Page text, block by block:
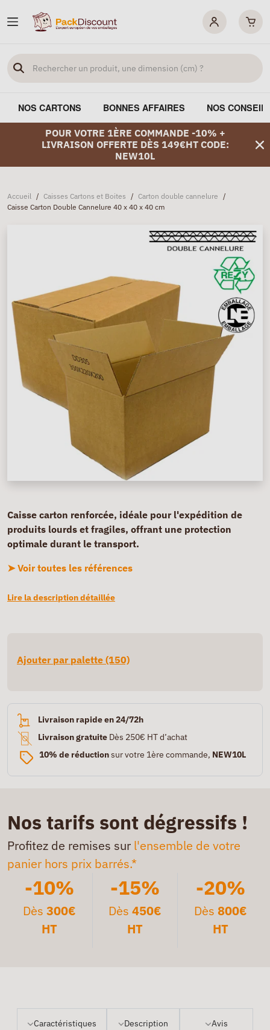
NOS CARTONS BONNES AFFAIRES NOS
POUR VOTRE 1ÈRE COMMANDE -10% +
LIVRAISON OFFERTE DÈS 149€HT CODE:
NEW10L
Accueil / Caisses Cartons et Boites / Carton double cannelure /
Caisse Carton Double Cannelure 40 x 40 x 40 cm
Caisse carton renforcée, idéale pour l'expédition de
produits lourds et fragiles, offrant une protection
optimale durant le transport.
➤ Voir toutes les références
Lire la description détaillée
Ajouter par palette (150)
Livraison rapide en 24/72h
Livraison gratuite Dès 250€ HT d’achat
10% de réductionsur votre 1ère commande, NEW10L
Nos tarifs sont dégressifs !
Profitez de remises sur l'ensemble de votre
panier hors prix barrés.*
-10%
Dès300€
HT
-15%
Dès 450€
HT
-20%
Dès 800€
HT
Caractéristiques Description Avis